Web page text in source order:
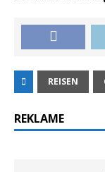
REISEN
REKLAME